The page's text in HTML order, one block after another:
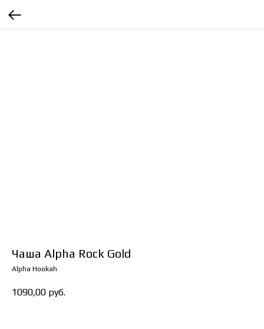
Чаша Alpha Rock Gold
Alpha Hookah
1090,00 руб.